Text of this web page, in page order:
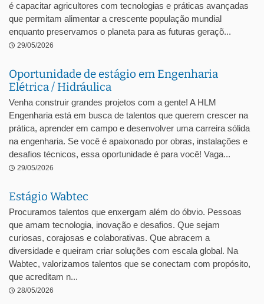
é capacitar agricultores com tecnologias e práticas avançadas
que permitam alimentar a crescente população mundial
enquanto preservamos o planeta para as futuras geraçõ...
29/05/2026
Oportunidade de estágio em Engenharia
Elétrica / Hidráulica
Venha construir grandes projetos com a gente! A HLM
Engenharia está em busca de talentos que querem crescer na
prática, aprender em campo e desenvolver uma carreira sólida
na engenharia. Se você é apaixonado por obras, instalações e
desafios técnicos, essa oportunidade é para você! Vaga...
29/05/2026
Estágio Wabtec
Procuramos talentos que enxergam além do óbvio. Pessoas
que amam tecnologia, inovação e desafios. Que sejam
curiosas, corajosas e colaborativas. Que abracem a
diversidade e queiram criar soluções com escala global. Na
Wabtec, valorizamos talentos que se conectam com propósito,
que acreditam n...
28/05/2026